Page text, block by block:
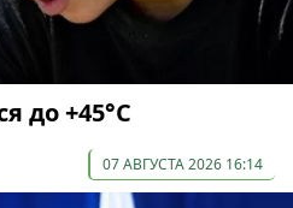
до +45°С
07 АВГУСТА 2026 16:14